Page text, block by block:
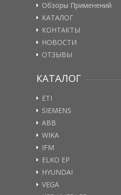
Обзоры Применений
КАТАЛОГ
КОНТАКТЫ
НОВОСТИ
ОТЗЫВЫ
КАТАЛОГ
ETI
SIEMENS
ABB
WIKA
IFM
ELKO EP
HYUNDAI
VEGA